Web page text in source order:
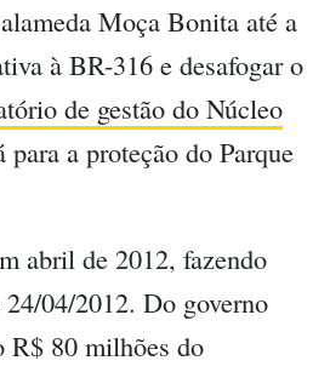
Moça Bonita até a
à BR-316 e desafogar o
de gestão do Núcleo
a proteção do Parque
abril de 2012, fazendo
04/2012. Do governo
R$ 80 milhões do